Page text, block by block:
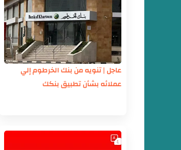
عاجل | تنويه من بنك الخرطوم إلي
عملائه بشأن تطبيق بنكك